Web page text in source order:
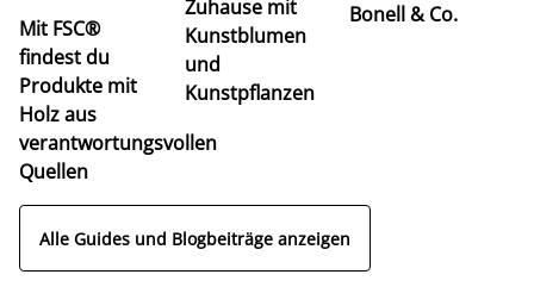
Mit FSC®
findest du
Produkte mit
Holz aus
verantwortungsvollen
Quellen
Zuhause mit
Kunstblumen
und
Kunstpflanzen
Bonell & Co.
Alle Guides und Blogbeiträge anzeigen